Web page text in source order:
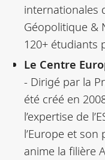
internationales
Géopolitique &
120+ étudiants
Le Centre
- Dirigé par la
été créé en
l’expertise de
l’Europe et
anime la filière